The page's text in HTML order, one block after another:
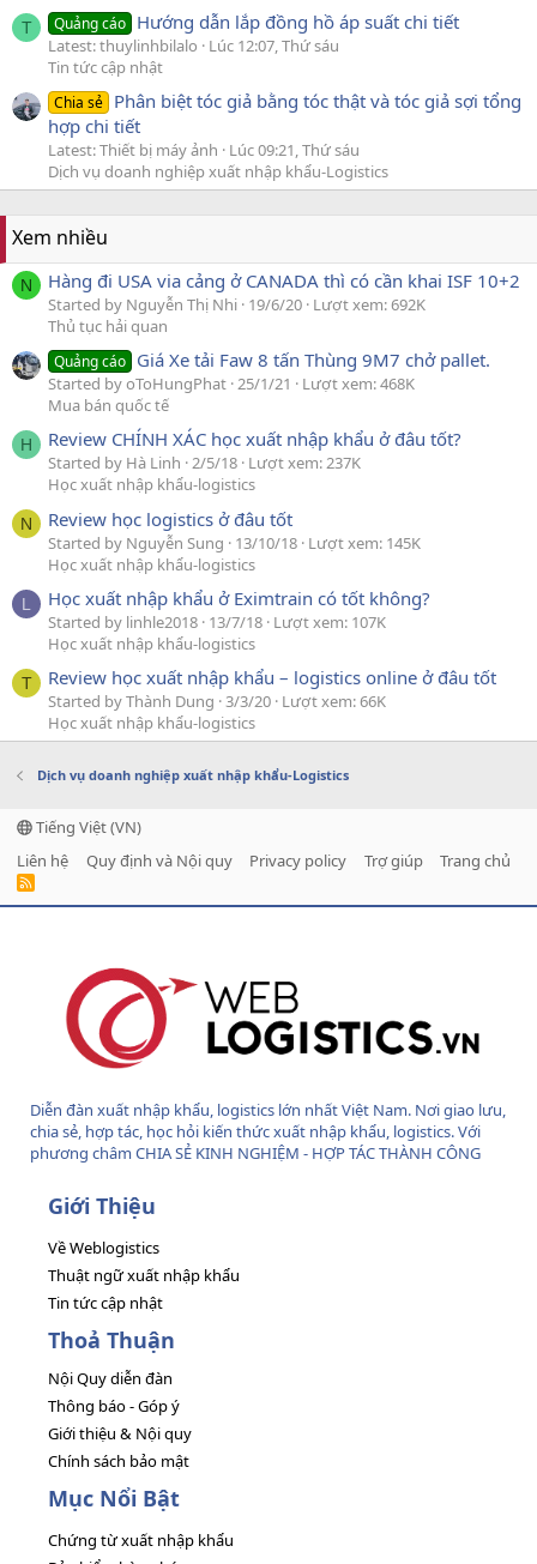
T Quảng cáo Hướng dẫn lắp đồng hồ áp suất chi tiết
Latest: thuylinhbilalo
Lúc 12:07, Thứ sáu
Tin tức cập nhật
Chia sẻ Phân biệt tóc giả bằng tóc thật và tóc giả sợi tổng
hợp chi tiết
Latest: Thiết bị máy ảnh
Lúc 09:21, Thứ sáu
Dịch vụ doanh nghiệp xuất nhập khẩu-Logistics
Xem nhiều
N Hàng đi USA via cảng ở CANADA thì có cần khai ISF 10+2
Started by Nguyễn Thị Nhi 19/6/20 Lượt xem: 692K
Thủ tục hải quan
Quảng cáo Giá Xe tải Faw 8 tấn Thùng 9M7 chở pallet.
Started by oToHungPhat 25/1/21
Lượt xem: 468K
Mua bán quốc tế
H Review CHÍNH XÁC học xuất nhập khẩu ở đâu tốt?
Started by Hà Linh 2/5/18 Lượt xem: 237K
Học xuất nhập khẩu-logistics
N Review học logistics ở đâu tốt
Started by Nguyễn Sung 13/10/18 Lượt xem: 145K
Học xuất nhập khẩu-logistics
L Học xuất nhập khẩu ở Eximtrain có tốt không?
Started by linhle2018 13/7/18 Lượt xem: 107K
Học xuất nhập khẩu-logistics
T Review học xuất nhập khẩu – logistics online ở đâu tốt
Started by Thành Dung 3/3/20 Lượt xem: 66K
Học xuất nhập khẩu-logistics
Dịch vụ doanh nghiệp xuất nhập khẩu-Logistics
Tiếng Việt (VN)
Liên hệ
Quy định và Nội quy Privacy policy Trợ giúp Trang chủ
R
Diễn đàn xuất nhập khẩu, logistics lớn nhất Việt Nam. Nơi giao lưu,
chia sẻ, hợp tác, học hỏi kiến thức xuất nhập khẩu, logistics. Với
phương châm CHIA SẺ KINH NGHIỆM - HỢP TÁC THÀNH CÔNG
Giới Thiệu
Về Weblogistics
Thuật ngữ xuất nhập khẩu
Tin tức cập nhật
Thoả Thuận
Nội Quy diễn đàn
Thông báo - Góp ý
Giới thiệu & Nội quy
Chính sách bảo mật
Mục Nổi Bật
Chứng từ xuất nhập khẩu